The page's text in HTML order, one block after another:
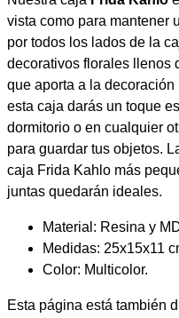
vista como para mantener
por todos los lados de la
decorativos florales llenos
que aporta a la decoración
esta caja darás un toque
dormitorio o en cualquier
para guardar tus objetos.
caja Frida Kahlo más
juntas quedarán ideales.
Material: Resina y
Medidas: 25x15x11
Color: Multicolor.
Esta página está también